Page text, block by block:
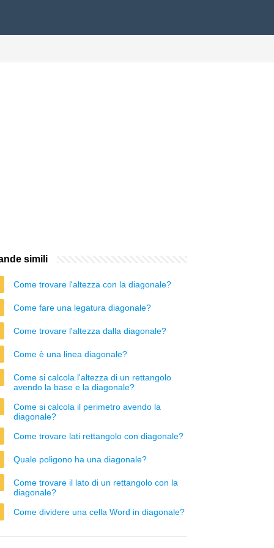
simili
Come trovare l'altezza con la diagonale?
Come fare una legatura diagonale?
Come trovare l'altezza dalla diagonale?
Come è una linea diagonale?
Come si calcola l'altezza di un rettangolo
avendo la base e la diagonale?
Come si calcola il perimetro avendo la
diagonale?
Come trovare lati rettangolo con diagonale?
Quale poligono ha una diagonale?
Come trovare il lato di un rettangolo con la
diagonale?
Come dividere una cella Word in diagonale?